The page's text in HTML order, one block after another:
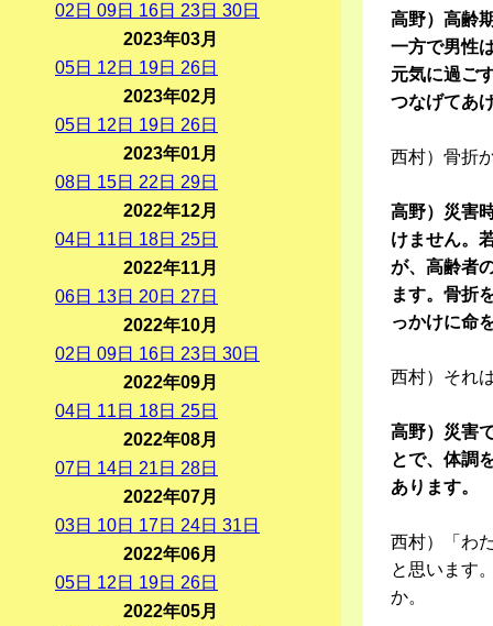
高野）高齢
一方で男性
元気に過ご
つなげてあ
西村）骨折
高野）災害
けません。
が、高齢者
ます。骨折
っかけに命
西村）それ
高野）災害
とで、体調
あります。
西村）「わ
と思います
か。
02 日 09日 16日 23日 30日
2023年03月
05日 12 日 19日 26日
2023年02月
05日 12 日 19日 26日
2023年01月
08日 15日 22 日 29日
2022年12月
04日 11 日 18日 25日
2022年11月
06日 13日 20日 27日
2022年10月
02 日 09日 16日 23日 30日
2022年09月
04日 11 日 18日 25日
2022年08月
07日 14日 21 日 28日
2022年07月
03日 10日 17日 24日 31 日
2022年06月
05日 12 日 19日 26日
2022年05月